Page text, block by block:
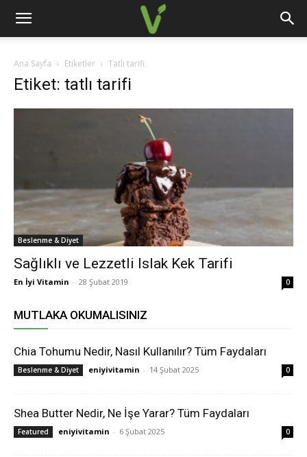
Ana Sayfa Etiketler Tatlı tarifi
Etiket: tatlı tarifi
Beslenme & Diyet
Sağlıklı ve Lezzetli Islak Kek Tarifi
En İyi Vitamin - 28 Şubat 2019 0
MUTLAKA OKUMALISINIZ
Chia Tohumu Nedir, Nasıl Kullanılır? Tüm Faydaları
Beslenme & Diyet eniyivitamin - 14 Şubat 2025 0
Shea Butter Nedir, Ne İşe Yarar? Tüm Faydaları
Featured eniyivitamin - 6 Şubat 2025 0